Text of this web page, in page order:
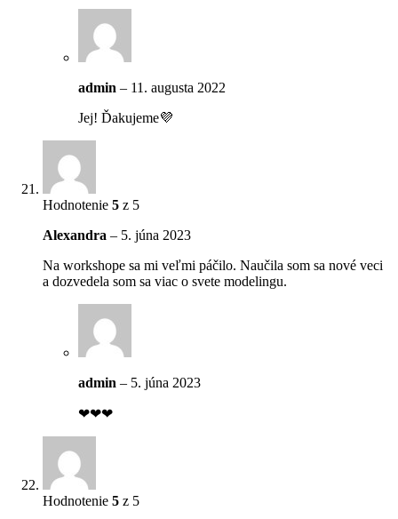
admin – 11. augusta 2022
Jej! Ďakujeme💜
Hodnotenie 5 z 5
Alexandra – 5. júna 2023
Na workshope sa mi veľmi páčilo. Naučila som sa nové veci
a dozvedela som sa viac o svete modelingu.
admin – 5. júna 2023
❤❤❤
Hodnotenie 5 z 5